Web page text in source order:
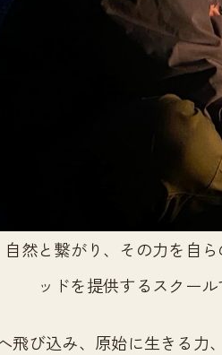
然と繋がり、その力を自
ッドを提供するスクール
飛び込み、原始に生きる力